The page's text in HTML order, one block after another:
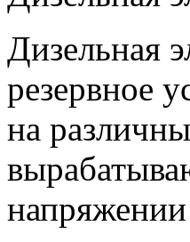
Дизельная
резервное
на